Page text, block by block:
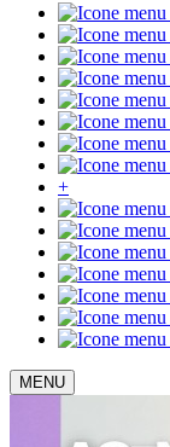
+
MENU